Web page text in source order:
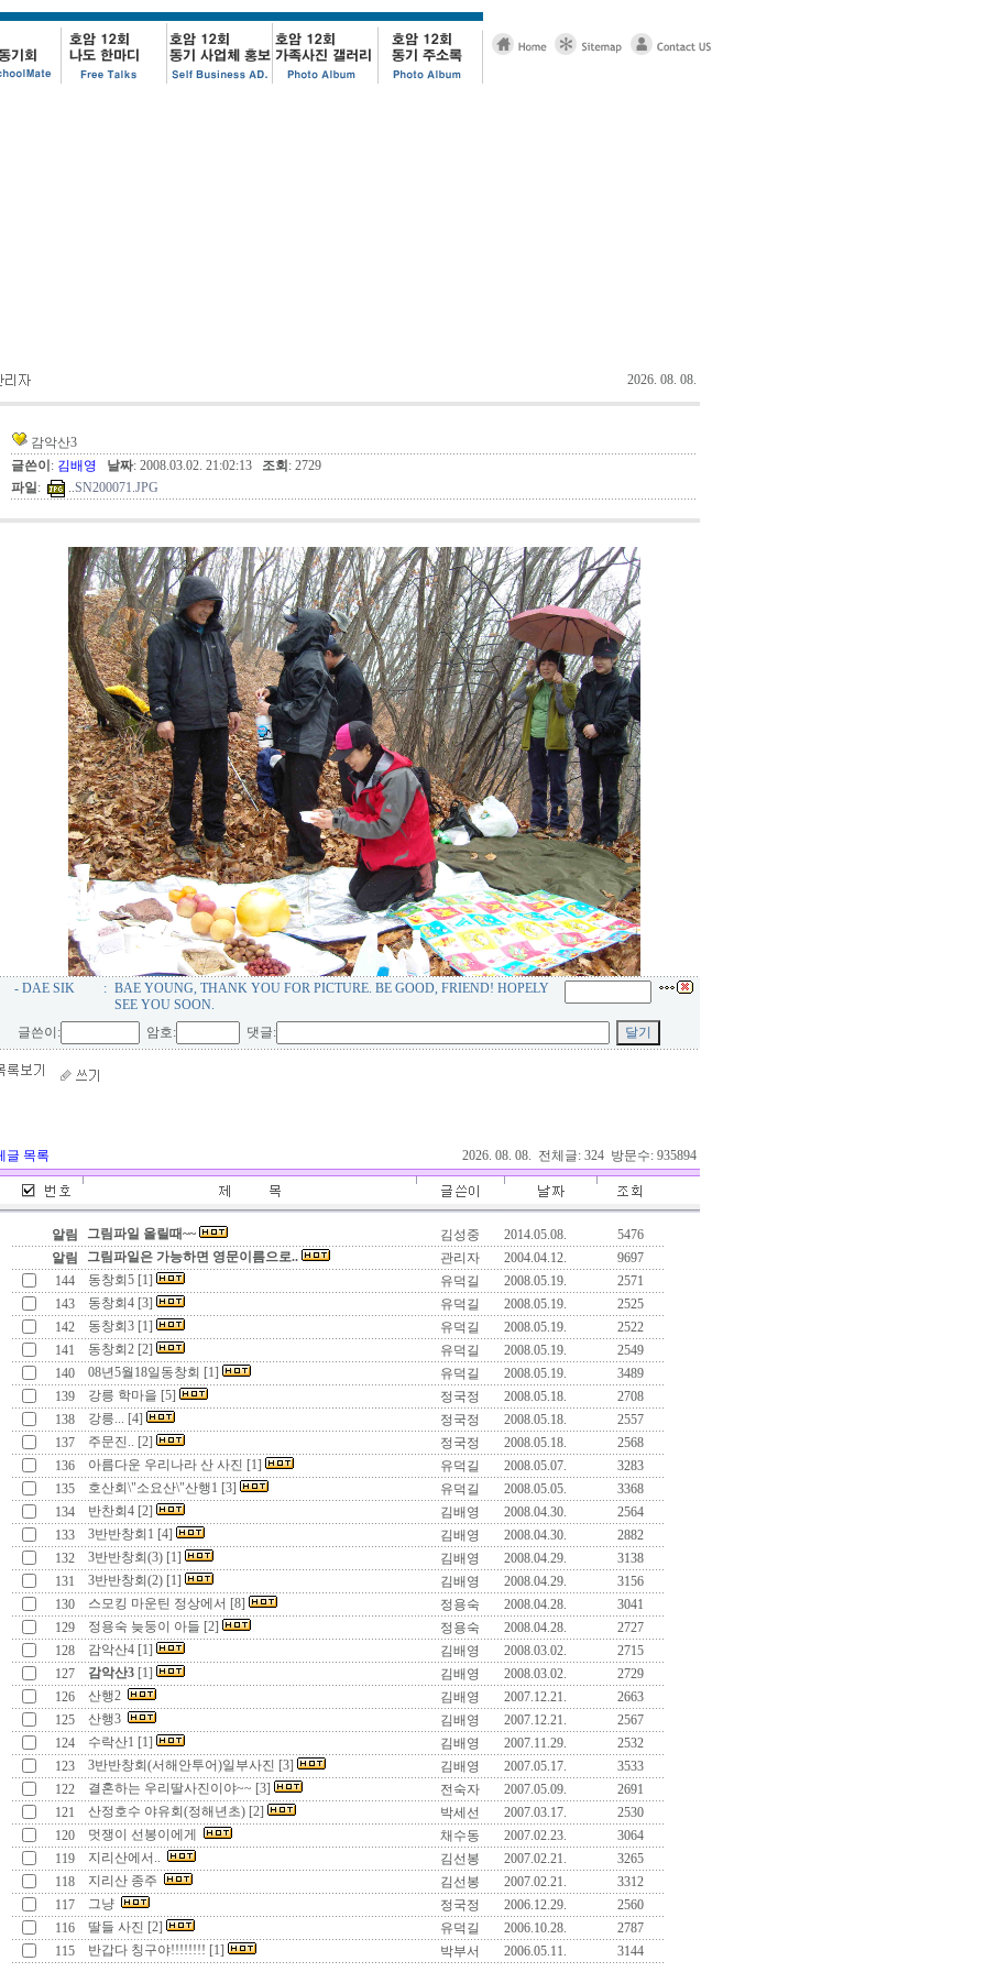
2026. 08. 08.
감악산3
글쓴이 : 김배영 날짜: 2008.03.02. 21:02:13 조회 : 2729
파일: ..SN200071.JPG
- DAE SIK : BAE YOUNG, THANK YOU FOR PICTURE. BE GOOD, FRIEND! HOPELY
SEE YOU SOON.
글쓴이:
암호: 댓글:
글 목록 2026. 08. 08. 전체글: 324 방문수: 935894
알림 그림파일 올릴때~~ 김성중 2014.05.08.
5476
알림
그림파일은 가능하면 영문이름으로.. 관리자 2004.04.12.
9697
144
동창회5 [1] 유덕길 2008.05.19.
2571
143
동창회4 [3] 유덕길 2008.05.19.
2525
142
동창회3 [1] 유덕길 2008.05.19.
2522
141
동창회2 [2] 유덕길 2008.05.19.
2549
140
08년5월18일동창회 [1] 유덕길 2008.05.19.
3489
139
강릉 학마을 [5] 정국정 2008.05.18.
2708
138
강릉... [4] 정국정 2008.05.18.
2557
137
주문진.. [2] 정국정 2008.05.18.
2568
136
아름다운 우리나라 산 사진 [1] 유덕길 2008.05.07.
3283
135
호산회\"소요산\"산행1 [3] 유덕길 2008.05.05.
3368
134
반찬회4 [2] 김배영 2008.04.30.
2564
133
3반반창회1 [4] 김배영 2008.04.30.
2882
132
3반반창회(3) [1] 김배영 2008.04.29.
3138
131
3반반창회(2) [1] 김배영 2008.04.29.
3156
130
스모킹 마운틴 정상에서 [8] 정용숙 2008.04.28.
3041
129
정용숙 늦둥이 아들 [2] 정용숙 2008.04.28.
2727
128
감악산4 [1] 김배영 2008.03.02.
2715
127
감악산3 [1] 김배영 2008.03.02.
2729
126
산행2 김배영 2007.12.21.
2663
125
산행3 김배영 2007.12.21.
2567
124
수락산1 [1] 김배영 2007.11.29.
2532
123
3반반창회(서해안투어)일부사진 [3] 김배영 2007.05.17.
3533
122
결혼하는 우리딸사진이야~~ [3] 전숙자 2007.05.09.
2691
121
산정호수 야유회(정해년초) [2] 박세선 2007.03.17.
2530
120
멋쟁이 선봉이에게 채수동 2007.02.23.
3064
119
지리산에서.. 김선봉 2007.02.21.
3265
118
지리산 종주 김선봉 2007.02.21.
3312
117
그냥 정국정 2006.12.29.
2560
116
딸들 사진 [2] 유덕길 2006.10.28.
2787
115
반갑다 칭구야!!!!!!!! [1] 박부서 2006.05.11. 3144